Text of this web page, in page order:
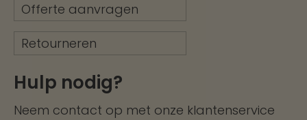
Offerte aanvragen
Retourneren
Hulp nodig?
Neem contact op met onze klantenservice